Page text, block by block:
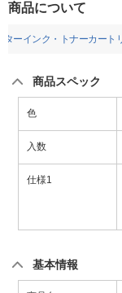
商品について
ターインク・トナーカート
商品スペック
色
入数
仕様1
基本情報